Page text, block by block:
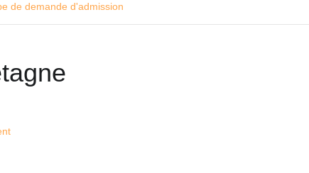
de demande d'admission